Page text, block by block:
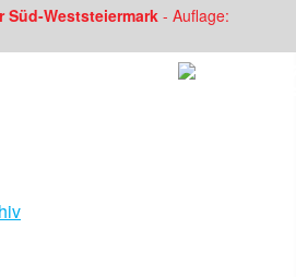
Süd-Weststeiermark - Auflage: